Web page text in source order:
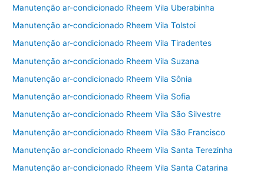
Manutenção ar-condicionado Rheem Vila Uberabinha
Manutenção ar-condicionado Rheem Vila Tolstoi
Manutenção ar-condicionado Rheem Vila Tiradentes
Manutenção ar-condicionado Rheem Vila Suzana
Manutenção ar-condicionado Rheem Vila Sônia
Manutenção ar-condicionado Rheem Vila Sofia
Manutenção ar-condicionado Rheem Vila São Silvestre
Manutenção ar-condicionado Rheem Vila São Francisco
Manutenção ar-condicionado Rheem Vila Santa Terezinha
Manutenção ar-condicionado Rheem Vila Santa Catarina